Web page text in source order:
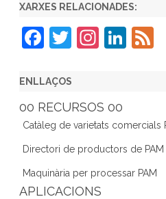
XARXES RELACIONADES:
F
c
e
b
o
o
k
T
er
In
gr
a
m
Li
dI
n
ENLLAÇOS
00 RECURSOS 00
Catàleg de varietats comercials
Directori de productors de PAM
Maquinària per processar PAM
APLICACIONS